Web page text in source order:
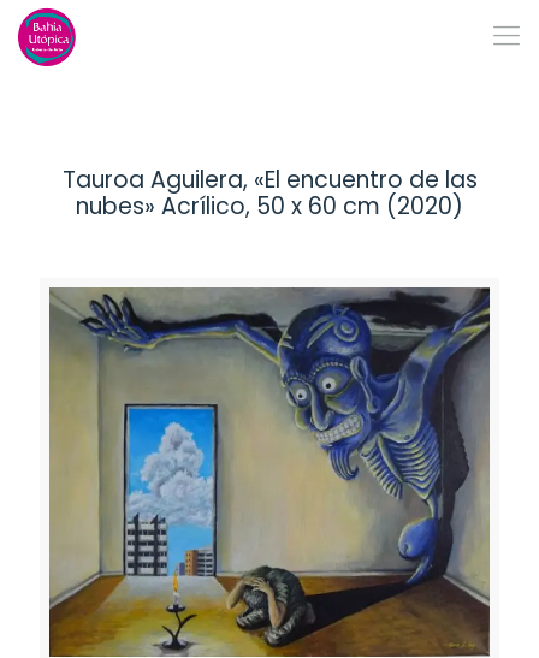
Tauroa Aguilera, «El encuentro de las
nubes» Acrílico, 50 x 60 cm (2020)